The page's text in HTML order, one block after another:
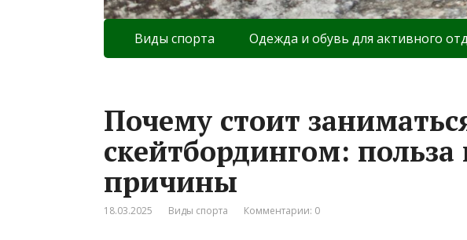
Виды спорта Одежда и обувь для активного
Почему стоит
скейтбордингом:
причины
18.03.2025 Виды спорта Комментарии: 0